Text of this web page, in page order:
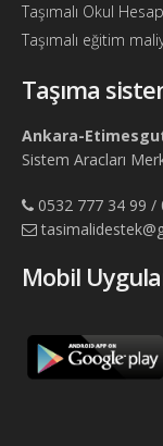
Taşımalı Okul
Taşımalı eğitim
Taşıma
Ankara-
Sistem Aracları
0532 777 34 99 /
Mobil